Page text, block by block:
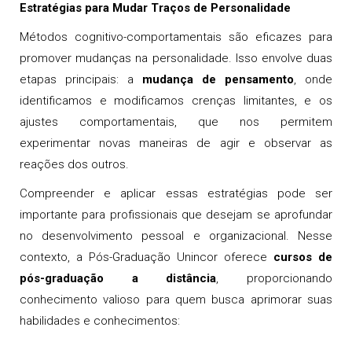
Estratégias para Mudar Traços de Personalidade
Métodos cognitivo-comportamentais são eficazes para
promover mudanças na personalidade. Isso envolve duas
etapas principais: a mudança de pensamento, onde
identificamos e modificamos crenças limitantes, e os
ajustes comportamentais, que nos permitem
experimentar novas maneiras de agir e observar as
reações dos outros.
Compreender e aplicar essas estratégias pode ser
importante para profissionais que desejam se aprofundar
no desenvolvimento pessoal e organizacional. Nesse
contexto, a Pós-Graduação Unincor oferece cursos de
pós-graduação a distância, proporcionando
conhecimento valioso para quem busca aprimorar suas
habilidades e conhecimentos: